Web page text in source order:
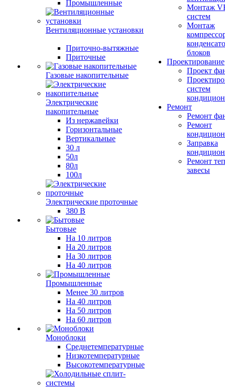
Промышленные
Вентиляционные установки
Приточно-вытяжные
Приточные
Газовые накопительные
Электрические
накопительные
Из нержавейки
Горизонтальные
Вертикальные
30 л
50л
80л
100л
Электрические проточные
380 В
Бытовые
На 10 литров
На 20 литров
На 30 литров
На 40 литров
Промышленные
Менее 30 литров
На 40 литров
На 50 литров
На 60 литров
Моноблоки
Среднетемпературные
Низкотемпературные
Высокотемпературные
Монтаж
систем
Монтаж
блоков
Проектирование
Проект
систем
Ремонт
Ремонт
Ремонт
Заправка
Ремонт
завесы